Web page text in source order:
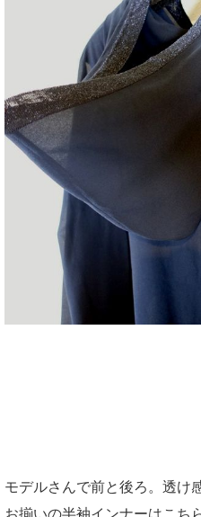
モデルさんで前と後ろ。透け
お揃いの半袖インナーはこち